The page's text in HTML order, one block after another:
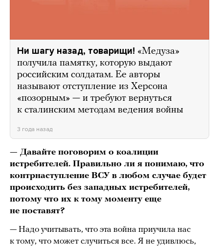
Ни шагу назад, товарищи! «Медуза»
получила памятку, которую выдают
российским солдатам. Ее авторы
называют отступление из Херсона
«позорным» — и требуют вернуться
к сталинским методам ведения войны
3 года назад
— Давайте поговорим о коалиции
истребителей. Правильно ли я понимаю, что
контрнаступление ВСУ в любом случае будет
происходить без западных истребителей,
потому что их к тому моменту еще
не поставят?
— Надо учитывать, что эта война приучила нас
к тому, что может случиться все. Я не удивлюсь,